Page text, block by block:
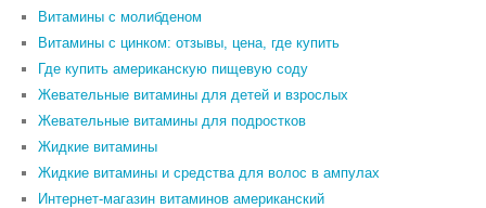
Витамины с молибденом
Витамины с цинком: отзывы, цена, где купить
Где купить американскую пищевую соду
Жевательные витамины для детей и взрослых
Жевательные витамины для подростков
Жидкие витамины
Жидкие витамины и средства для волос в ампулах
Интернет-магазин витаминов американский